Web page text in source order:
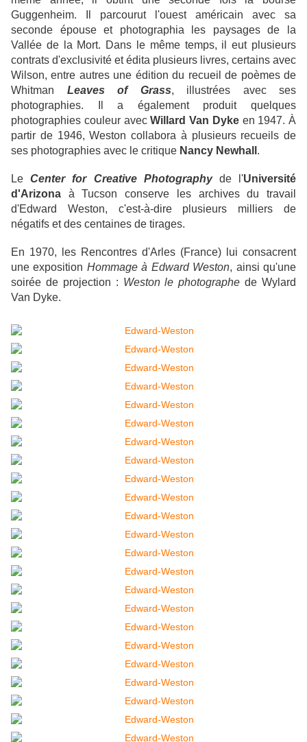
Guggenheim. Il parcourut l'ouest américain avec sa
seconde épouse et photographia les paysages de la
Vallée de la Mort. Dans le même temps, il eut plusieurs
contrats d'exclusivité et édita plusieurs livres, certains avec
Wilson, entre autres une édition du recueil de poèmes de
Whitman Leaves of Grass, illustrées avec ses
photographies. Il a également produit quelques
photographies couleur avecWillard Van Dykeen 1947. À
partir de 1946, Weston collabora à plusieurs recueils de
ses photographies avec le critique Nancy Newhall .
LeCenter for Creative Photographyde l'Université
d'Arizona à Tucson conserve les archives du travail
d'Edward Weston, c'est-à-dire plusieurs milliers de
négatifs et des centaines de tirages.
En 1970, les Rencontres d'Arles (France) lui consacrent
une exposition Hommage à Edward Weston, ainsi qu'une
soirée de projection : Weston le photographe de Wylard
Van Dyke.